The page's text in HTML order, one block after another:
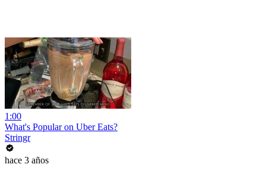
1:00
What's Popular on Uber Eats?
Stringr
hace 3 años